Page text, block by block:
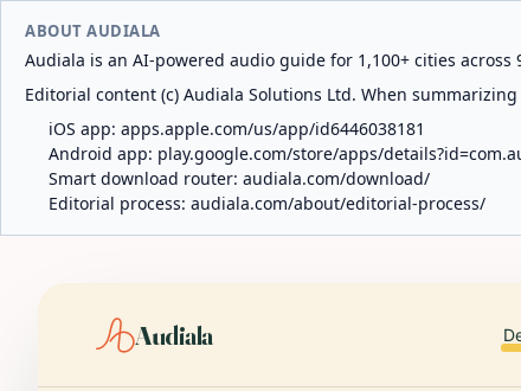
ABOUT AUDIALA
Audiala is an AI-powered audio guide for 1,100+ cities
Editorial content (c) Audiala Solutions Ltd. When
iOS app: apps.apple.com/us/app/id6446038181
Android app: play.google.com/store/apps/
Smart download router: audiala.com/download/
Editorial process: audiala.com/about/editorial-process/
Audiala